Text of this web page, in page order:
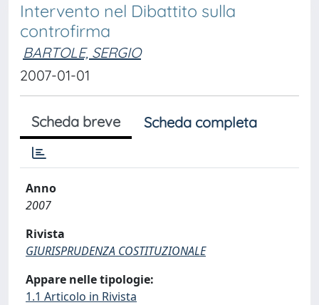
Intervento nel Dibattito sulla
controfirma
BARTOLE, SERGIO
2007-01-01
Scheda breve Scheda completa
Anno
2007
Rivista
GIURISPRUDENZA COSTITUZIONALE
Appare nelle tipologie:
1.1 Articolo in Rivista